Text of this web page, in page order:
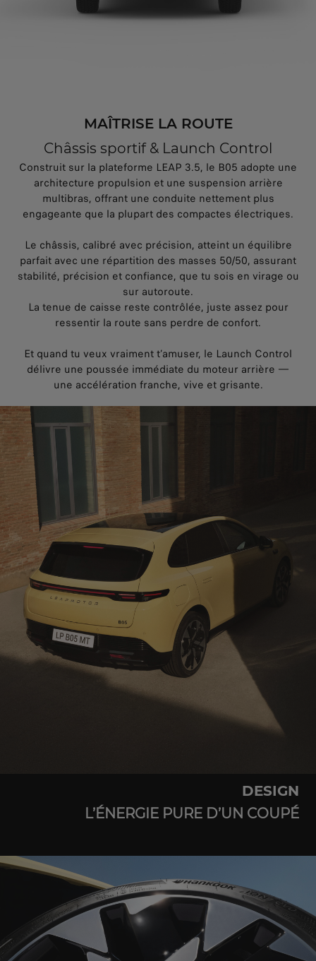
MAÎTRISE LA ROUTE
Châssis sportif & Launch Control
Construit sur la plateforme LEAP 3.5, le B05 adopte une
architecture propulsion et une suspension arrière
multibras, offrant une conduite nettement plus
engageante que la plupart des compactes électriques.
Le châssis, calibré avec précision, atteint un équilibre
parfait avec une répartition des masses 50/50, assurant
stabilité, précision et confiance, que tu sois en virage ou
sur autoroute.
La tenue de caisse reste contrôlée, juste assez pour
ressentir la route sans perdre de confort.
Et quand tu veux vraiment t’amuser, le Launch Control
délivre une poussée immédiate du moteur arrière —
une accélération franche, vive et grisante.
DESIGN
L’ÉNERGIE PURE D’UN COUPÉ